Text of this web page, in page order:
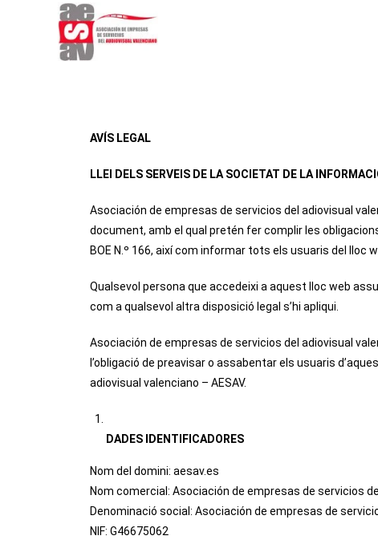
AVÍS LEGAL
LLEI DELS SERVEIS DE LA SOCIETAT DE LA
Asociación de empresas de servicios del adiovisual
document, amb el qual pretén fer complir les
BOE N.º 166, així com informar tots els usuaris del lloc
Qualsevol persona que accedeixi a aquest lloc web
com a qualsevol altra disposició legal s’hi apliqui.
Asociación de empresas de servicios del adiovisual
l’obligació de preavisar o assabentar els usuaris
adiovisual valenciano – AESAV.
DADES IDENTIFICADORES
Nom del domini: aesav.es
Nom comercial: Asociación de empresas de servicios
Denominació social: Asociación de empresas de
NIF: G46675062